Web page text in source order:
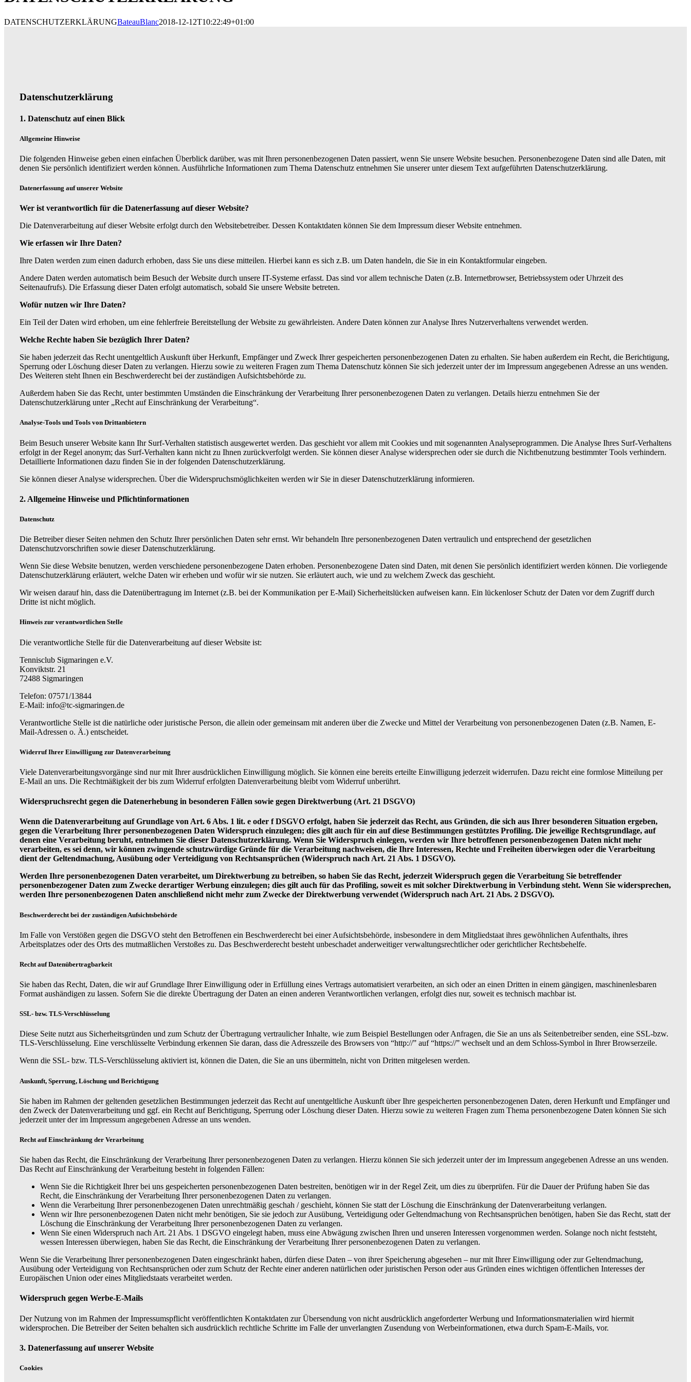
DATENSCHUTZERKLÄRUNGBateauBlanc2018-12-12T10:22:49+01:00
Datenschutzerklärung
1. Datenschutz auf einen Blick
Allgemeine Hinweise
Die folgenden Hinweise geben einen einfachen Überblick darüber, was mit Ihren personenbezogenen Daten passiert, wenn Sie unsere Website besuchen. Personenbezogene Daten sind alle Daten, mit
denen Sie persönlich identifiziert werden können. Ausführliche Informationen zum Thema Datenschutz entnehmen Sie unserer unter diesem Text aufgeführten Datenschutzerklärung.
Datenerfassung auf unserer Website
Wer ist verantwortlich für die Datenerfassung auf dieser Website?
Die Datenverarbeitung auf dieser Website erfolgt durch den Websitebetreiber. Dessen Kontaktdaten können Sie dem Impressum dieser Website entnehmen.
Wie erfassen wir Ihre Daten?
Ihre Daten werden zum einen dadurch erhoben, dass Sie uns diese mitteilen. Hierbei kann es sich z.B. um Daten handeln, die Sie in ein Kontaktformular eingeben.
Andere Daten werden automatisch beim Besuch der Website durch unsere IT-Systeme erfasst. Das sind vor allem technische Daten (z.B. Internetbrowser, Betriebssystem oder Uhrzeit des
Seitenaufrufs). Die Erfassung dieser Daten erfolgt automatisch, sobald Sie unsere Website betreten.
Wofür nutzen wir Ihre Daten?
Ein Teil der Daten wird erhoben, um eine fehlerfreie Bereitstellung der Website zu gewährleisten. Andere Daten können zur Analyse Ihres Nutzerverhaltens verwendet werden.
Welche Rechte haben Sie bezüglich Ihrer Daten?
Sie haben jederzeit das Recht unentgeltlich Auskunft über Herkunft, Empfänger und Zweck Ihrer gespeicherten personenbezogenen Daten zu erhalten. Sie haben außerdem ein Recht, die Berichtigung,
Sperrung oder Löschung dieser Daten zu verlangen. Hierzu sowie zu weiteren Fragen zum Thema Datenschutz können Sie sich jederzeit unter der im Impressum angegebenen Adresse an uns wenden.
Des Weiteren steht Ihnen ein Beschwerderecht bei der zuständigen Aufsichtsbehörde zu.
Außerdem haben Sie das Recht, unter bestimmten Umständen die Einschränkung der Verarbeitung Ihrer personenbezogenen Daten zu verlangen. Details hierzu entnehmen Sie der
Datenschutzerklärung unter „Recht auf Einschränkung der Verarbeitung“.
Analyse-Tools und Tools von Drittanbietern
Beim Besuch unserer Website kann Ihr Surf-Verhalten statistisch ausgewertet werden. Das geschieht vor allem mit Cookies und mit sogenannten Analyseprogrammen. Die Analyse Ihres Surf-Verhaltens
erfolgt in der Regel anonym; das Surf-Verhalten kann nicht zu Ihnen zurückverfolgt werden. Sie können dieser Analyse widersprechen oder sie durch die Nichtbenutzung bestimmter Tools verhindern.
Detaillierte Informationen dazu finden Sie in der folgenden Datenschutzerklärung.
Sie können dieser Analyse widersprechen. Über die Widerspruchsmöglichkeiten werden wir Sie in dieser Datenschutzerklärung informieren.
2. Allgemeine Hinweise und Pflichtinformationen
Datenschutz
Die Betreiber dieser Seiten nehmen den Schutz Ihrer persönlichen Daten sehr ernst. Wir behandeln Ihre personenbezogenen Daten vertraulich und entsprechend der gesetzlichen
Datenschutzvorschriften sowie dieser Datenschutzerklärung.
Wenn Sie diese Website benutzen, werden verschiedene personenbezogene Daten erhoben. Personenbezogene Daten sind Daten, mit denen Sie persönlich identifiziert werden können. Die vorliegende
Datenschutzerklärung erläutert, welche Daten wir erheben und wofür wir sie nutzen. Sie erläutert auch, wie und zu welchem Zweck das geschieht.
Wir weisen darauf hin, dass die Datenübertragung im Internet (z.B. bei der Kommunikation per E-Mail) Sicherheitslücken aufweisen kann. Ein lückenloser Schutz der Daten vor dem Zugriff durch
Dritte ist nicht möglich.
Hinweis zur verantwortlichen Stelle
Die verantwortliche Stelle für die Datenverarbeitung auf dieser Website ist:
Tennisclub Sigmaringen e.V.
Konviktstr. 21
72488 Sigmaringen
Telefon: 07571/13844
E-Mail: info@tc-sigmaringen.de
Verantwortliche Stelle ist die natürliche oder juristische Person, die allein oder gemeinsam mit anderen über die Zwecke und Mittel der Verarbeitung von personenbezogenen Daten (z.B. Namen, E-
Mail-Adressen o. Ä.) entscheidet.
Widerruf Ihrer Einwilligung zur Datenverarbeitung
Viele Datenverarbeitungsvorgänge sind nur mit Ihrer ausdrücklichen Einwilligung möglich. Sie können eine bereits erteilte Einwilligung jederzeit widerrufen. Dazu reicht eine formlose Mitteilung per
E-Mail an uns. Die Rechtmäßigkeit der bis zum Widerruf erfolgten Datenverarbeitung bleibt vom Widerruf unberührt.
Widerspruchsrecht gegen die Datenerhebung in besonderen Fällen sowie gegen Direktwerbung (Art. 21 DSGVO)
Wenn die Datenverarbeitung auf Grundlage von Art. 6 Abs. 1 lit. e oder f DSGVO erfolgt, haben Sie jederzeit das Recht, aus Gründen, die sich aus Ihrer besonderen Situation ergeben,
gegen die Verarbeitung Ihrer personenbezogenen Daten Widerspruch einzulegen; dies gilt auch für ein auf diese Bestimmungen gestütztes Profiling. Die jeweilige Rechtsgrundlage, auf
denen eine Verarbeitung beruht, entnehmen Sie dieser Datenschutzerklärung. Wenn Sie Widerspruch einlegen, werden wir Ihre betroffenen personenbezogenen Daten nicht mehr
verarbeiten, es sei denn, wir können zwingende schutzwürdige Gründe für die Verarbeitung nachweisen, die Ihre Interessen, Rechte und Freiheiten überwiegen oder die Verarbeitung
dient der Geltendmachung, Ausübung oder Verteidigung von Rechtsansprüchen (Widerspruch nach Art. 21 Abs. 1 DSGVO).
Werden Ihre personenbezogenen Daten verarbeitet, um Direktwerbung zu betreiben, so haben Sie das Recht, jederzeit Widerspruch gegen die Verarbeitung Sie betreffender
personenbezogener Daten zum Zwecke derartiger Werbung einzulegen; dies gilt auch für das Profiling, soweit es mit solcher Direktwerbung in Verbindung steht. Wenn Sie widersprechen,
werden Ihre personenbezogenen Daten anschließend nicht mehr zum Zwecke der Direktwerbung verwendet (Widerspruch nach Art. 21 Abs. 2 DSGVO).
Beschwerderecht bei der zuständigen Aufsichtsbehörde
Im Falle von Verstößen gegen die DSGVO steht den Betroffenen ein Beschwerderecht bei einer Aufsichtsbehörde, insbesondere in dem Mitgliedstaat ihres gewöhnlichen Aufenthalts, ihres
Arbeitsplatzes oder des Orts des mutmaßlichen Verstoßes zu. Das Beschwerderecht besteht unbeschadet anderweitiger verwaltungsrechtlicher oder gerichtlicher Rechtsbehelfe.
Recht auf Datenübertragbarkeit
Sie haben das Recht, Daten, die wir auf Grundlage Ihrer Einwilligung oder in Erfüllung eines Vertrags automatisiert verarbeiten, an sich oder an einen Dritten in einem gängigen, maschinenlesbaren
Format aushändigen zu lassen. Sofern Sie die direkte Übertragung der Daten an einen anderen Verantwortlichen verlangen, erfolgt dies nur, soweit es technisch machbar ist.
SSL- bzw. TLS-Verschlüsselung
Diese Seite nutzt aus Sicherheitsgründen und zum Schutz der Übertragung vertraulicher Inhalte, wie zum Beispiel Bestellungen oder Anfragen, die Sie an uns als Seitenbetreiber senden, eine SSL-bzw.
TLS-Verschlüsselung. Eine verschlüsselte Verbindung erkennen Sie daran, dass die Adresszeile des Browsers von “http://” auf “https://” wechselt und an dem Schloss-Symbol in Ihrer Browserzeile.
Wenn die SSL- bzw. TLS-Verschlüsselung aktiviert ist, können die Daten, die Sie an uns übermitteln, nicht von Dritten mitgelesen werden.
Auskunft, Sperrung, Löschung und Berichtigung
Sie haben im Rahmen der geltenden gesetzlichen Bestimmungen jederzeit das Recht auf unentgeltliche Auskunft über Ihre gespeicherten personenbezogenen Daten, deren Herkunft und Empfänger und
den Zweck der Datenverarbeitung und ggf. ein Recht auf Berichtigung, Sperrung oder Löschung dieser Daten. Hierzu sowie zu weiteren Fragen zum Thema personenbezogene Daten können Sie sich
jederzeit unter der im Impressum angegebenen Adresse an uns wenden.
Recht auf Einschränkung der Verarbeitung
Sie haben das Recht, die Einschränkung der Verarbeitung Ihrer personenbezogenen Daten zu verlangen. Hierzu können Sie sich jederzeit unter der im Impressum angegebenen Adresse an uns wenden.
Das Recht auf Einschränkung der Verarbeitung besteht in folgenden Fällen:
Wenn Sie die Richtigkeit Ihrer bei uns gespeicherten personenbezogenen Daten bestreiten, benötigen wir in der Regel Zeit, um dies zu überprüfen. Für die Dauer der Prüfung haben Sie das
Recht, die Einschränkung der Verarbeitung Ihrer personenbezogenen Daten zu verlangen.
Wenn die Verarbeitung Ihrer personenbezogenen Daten unrechtmäßig geschah / geschieht, können Sie statt der Löschung die Einschränkung der Datenverarbeitung verlangen.
Wenn wir Ihre personenbezogenen Daten nicht mehr benötigen, Sie sie jedoch zur Ausübung, Verteidigung oder Geltendmachung von Rechtsansprüchen benötigen, haben Sie das Recht, statt der
Löschung die Einschränkung der Verarbeitung Ihrer personenbezogenen Daten zu verlangen.
Wenn Sie einen Widerspruch nach Art. 21 Abs. 1 DSGVO eingelegt haben, muss eine Abwägung zwischen Ihren und unseren Interessen vorgenommen werden. Solange noch nicht feststeht,
wessen Interessen überwiegen, haben Sie das Recht, die Einschränkung der Verarbeitung Ihrer personenbezogenen Daten zu verlangen.
Wenn Sie die Verarbeitung Ihrer personenbezogenen Daten eingeschränkt haben, dürfen diese Daten – von ihrer Speicherung abgesehen – nur mit Ihrer Einwilligung oder zur Geltendmachung,
Ausübung oder Verteidigung von Rechtsansprüchen oder zum Schutz der Rechte einer anderen natürlichen oder juristischen Person oder aus Gründen eines wichtigen öffentlichen Interesses der
Europäischen Union oder eines Mitgliedstaats verarbeitet werden.
Widerspruch gegen Werbe-E-Mails
Der Nutzung von im Rahmen der Impressumspflicht veröffentlichten Kontaktdaten zur Übersendung von nicht ausdrücklich angeforderter Werbung und Informationsmaterialien wird hiermit
widersprochen. Die Betreiber der Seiten behalten sich ausdrücklich rechtliche Schritte im Falle der unverlangten Zusendung von Werbeinformationen, etwa durch Spam-E-Mails, vor.
3. Datenerfassung auf unserer Website
Cookies